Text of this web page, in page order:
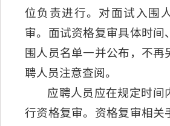
位负责进行。对面试入围
审。面试资格复审具体时间
围人员名单一并公布，不再
聘人员注意查阅。
应聘人员应在规定时间
行资格复审。资格复审相关